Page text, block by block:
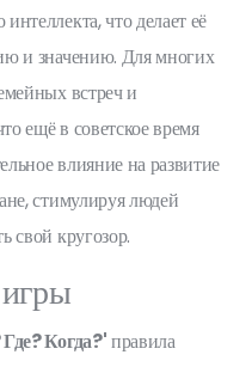
что делает её
и значению. Для многих
встреч и
ещё в советское время
влияние на развитие
стимулируя людей
свой кругозор.
Когда?'правила